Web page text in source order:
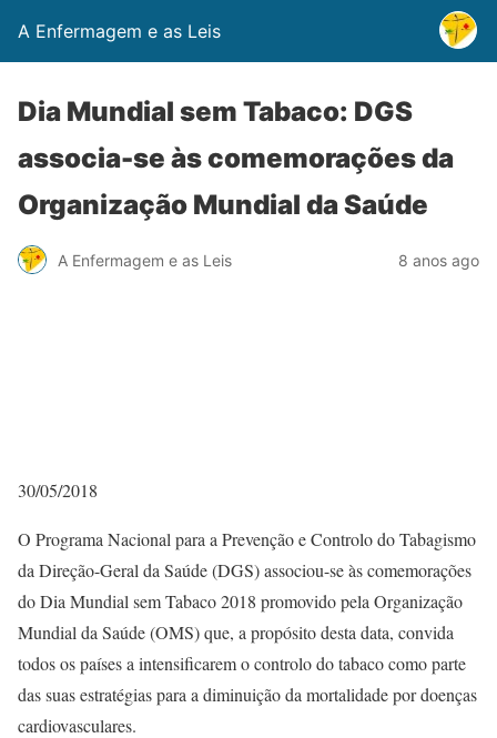
A Enfermagem e as Leis
Dia Mundial sem Tabaco: DGS
associa-se às comemorações da
Organização Mundial da Saúde
A Enfermagem e as Leis 8 anos ago
30/05/2018
O Programa Nacional para a Prevenção e Controlo do Tabagismo
da Direção-Geral da Saúde (DGS) associou-se às comemorações
do Dia Mundial sem Tabaco 2018 promovido pela Organização
Mundial da Saúde (OMS) que, a propósito desta data, convida
todos os países a intensificarem o controlo do tabaco como parte
das suas estratégias para a diminuição da mortalidade por doenças
cardiovasculares.